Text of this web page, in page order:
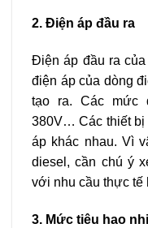
2. Điện áp đầu ra
Điện áp đầu ra
điện áp của dòng
tạo ra. Các mức
380V… Các thiết bị
áp khác nhau. Vì
diesel, cần chú ý
với nhu cầu thực tế
3. Mức tiêu hao